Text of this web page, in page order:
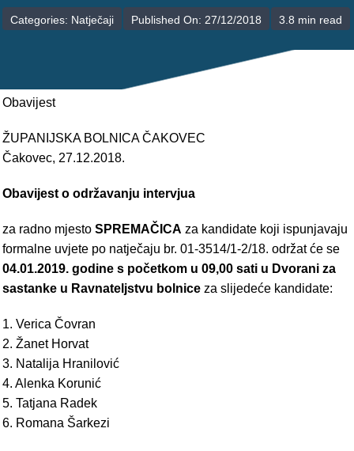
POLIKLINIKE
JEDINICE NEZDRAVSTVENIH DJELATNOSTI
Categories: Natječaji Published On: 27/12/2018 3.8 min read
Obavijest
ŽUPANIJSKA BOLNICA ČAKOVEC
Čakovec, 27.12.2018.
Obavijest o održavanju intervjua
za radno mjesto SPREMAČICA za kandidate koji ispunjavaju
formalne uvjete po natječaju br. 01-3514/1-2/18. održat će se
04.01.2019. godine s početkom u 09,00 sati u Dvorani za
sastanke u Ravnateljstvu bolniceza slijedeće kandidate:
1. Verica Čovran
2. Žanet Horvat
3. Natalija Hranilović
4. Alenka Korunić
5. Tatjana Radek
6. Romana Šarkezi